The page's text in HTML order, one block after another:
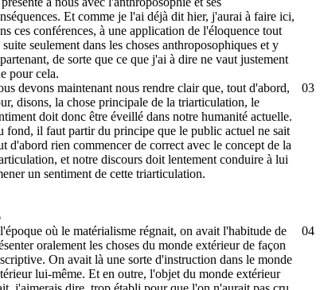
Et comme je l'ai déjà dit hier, j'aurai à faire ici,
ces conférences, à une application de l'éloquence tout
suite seulement dans les choses anthroposophiques et y
de sorte que ce que j'ai à dire ne vaut justement
pour cela.
devons maintenant nous rendre clair que, tout d'abord,
disons, la chose principale de la triarticulation, le
doit donc être éveillé dans notre humanité actuelle.
fond, il faut partir du principe que le public actuel ne sait
d'abord rien commencer de correct avec le concept de la
et notre discours doit lentement conduire à lui
un sentiment de cette triarticulation.
03
où le matérialisme régnait, on avait l'habitude de
oralement les choses du monde extérieur de façon
On avait là une sorte d'instruction dans le monde
lui-même. Et en outre, l'objet du monde extérieur
04